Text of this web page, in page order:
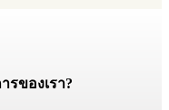
รของเรา?